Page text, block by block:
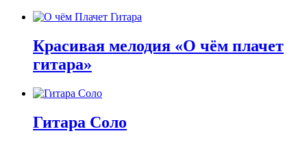
Красивая мелодия «О чём плачет
гитара»
Гитара Соло